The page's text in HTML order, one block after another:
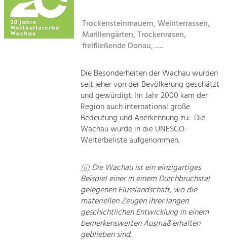
Kirchen am Fluss
Suche
Tourismus
Angebotsentwicklung und
Positionierung.
Kunst & Kultur
Handwerk, Wissenschaft und Forschung.
Soziales, Bildung &
Gleichberechtigung, Jugend und
Klimawandel, öffentlicher Verkehr und
erneuerbare Energie
Steigerung regionaler Wertschöpfung
Trockensteinmauern, Weinterrassen,
Marillengärten, Trockenrasen,
freifließende Donau, ….
Die Besonderheiten der Wachau wurden
seit jeher von der Bevölkerung geschätzt
und gewürdigt. Im Jahr 2000 kam der
Region auch international große
Bedeutung und Anerkennung zu: Die
Wachau wurde in die UNESCO-
Welterbeliste aufgenommen.
(ii)Die Wachau ist ein einzigartiges
Beispiel einer in einem Durchbruchstal
gelegenen Flusslandschaft, wo die
materiellen Zeugen ihrer langen
geschichtlichen Entwicklung in einem
bemerkenswerten Ausmaß erhalten
geblieben sind.